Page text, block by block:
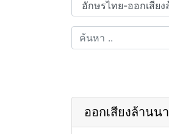
ออกเสียงล้านนา